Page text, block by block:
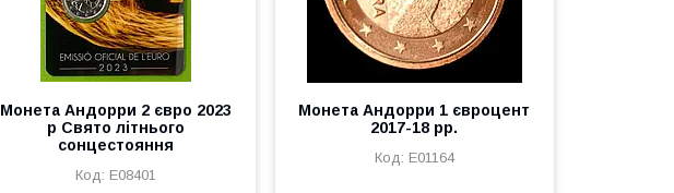
Монета Андорри 2 євро 2023
р Свято літнього
сонцестояння
Е08401
Монета Андорри 1 євроцент
2017-18 рр.
Е01164